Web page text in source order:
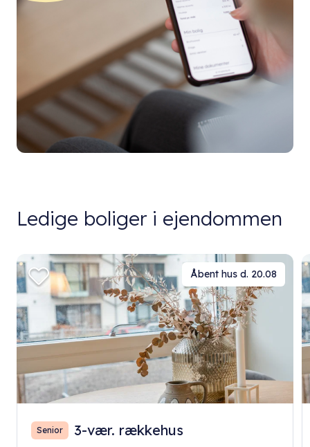
Ledige boliger i ejendommen
Åbent hus d. 20.08
Senior 3-vær. rækkehus